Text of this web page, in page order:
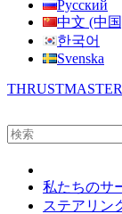
Русский
中文 (中
한국어
Svenska
私たちのサ
ステアリン